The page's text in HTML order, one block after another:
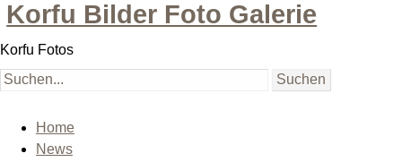
Korfu Bilder Foto Galerie
Korfu Fotos
Home
News